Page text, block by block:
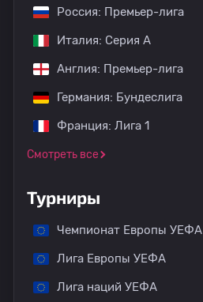
Россия: Премьер-лига
Италия: Серия А
Англия: Премьер-лига
Германия: Бундеслига
Франция: Лига 1
Смотреть все
Турниры
Чемпионат Европы УЕФА
Лига Европы УЕФА
Лига наций УЕФА